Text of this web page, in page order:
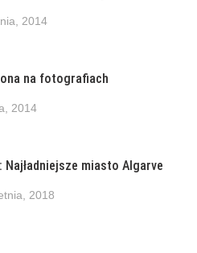
2014
na fotografiach
2014
Najładniejsze miasto Algarve
2018